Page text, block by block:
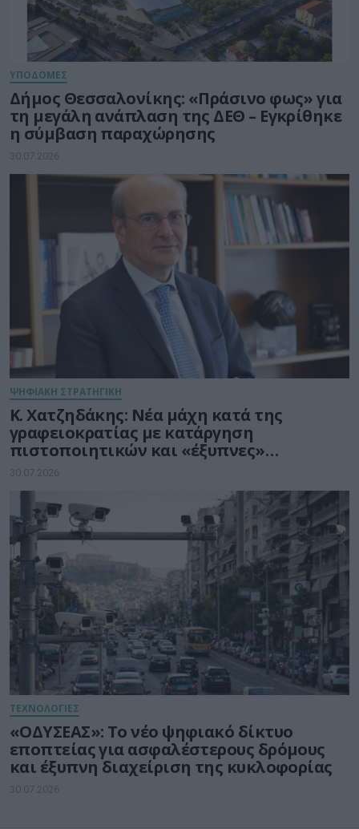
ΥΠΟΔΟΜΕΣ
Δήμος Θεσσαλονίκης: «Πράσινο φως» για
τη μεγάλη ανάπλαση της ΔΕΘ – Εγκρίθηκε
η σύμβαση παραχώρησης
30.07.2026
ΨΗΦΙΑΚΗ ΣΤΡΑΤΗΓΙΚΗ
Κ. Χατζηδάκης: Νέα μάχη κατά της
γραφειοκρατίας με κατάργηση
πιστοποιητικών και «έξυπνες»
διασταυρώσεις του Δημοσίου
30.07.2026
ΤΕΧΝΟΛΟΓΙΕΣ
«ΟΔΥΣΕΑΣ»: Το νέο ψηφιακό δίκτυο
εποπτείας για ασφαλέστερους δρόμους
και έξυπνη διαχείριση της κυκλοφορίας
30.07.2026